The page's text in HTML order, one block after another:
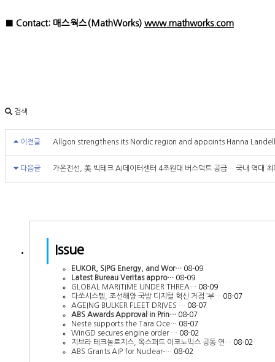
■ Contact: 매스웍스(MathWorks) www.mathworks.com
검색
이전글 Allgon strengthens its Nordic region and appoints Hanna Landell
다음글 가온전선, 美 빅테크 AI데이터센터 4조원대 버스덕트 공급… 국내 역대 최
Issue
EUKOR, SIPG Energy, and Wor… 08-09
Latest Bureau Veritas appro… 08-09
GLOBAL MARITIME UNDER THREA… 08-09
다쏘시스템, 조선해양·국방 디지털 혁신 거점 ‘부… 08-07
AGEING BULKER FLEET DRIVES … 08-07
ABS Awards Approval in Prin… 08-07
Neste supports the Tara Oce… 08-07
WinGD secures engine order … 08-02
지브라 테크놀로지스, 옥스퍼드 이코노믹스 공동 연… 08-02
ABS Grants AIP for Nuclear-… 08-02